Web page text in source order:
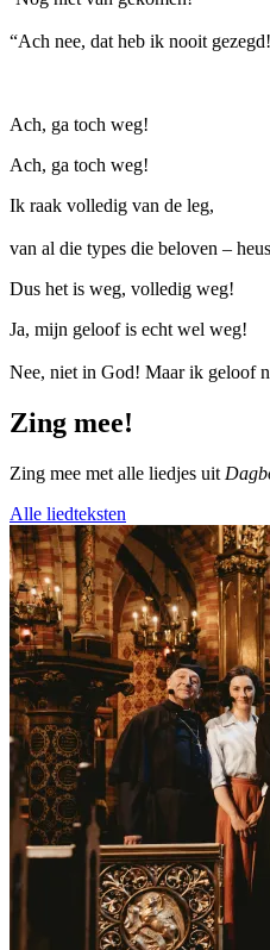
“Ach nee, dat heb ik nooit
Ach, ga toch weg!
Ach, ga toch weg!
Ik raak volledig van de leg,
van al die types die beloven –
Dus het is weg, volledig weg!
Ja, mijn geloof is echt wel weg!
Nee, niet in God! Maar ik geloof
Zing mee!
Zing mee met alle liedjes uit
Alle liedteksten